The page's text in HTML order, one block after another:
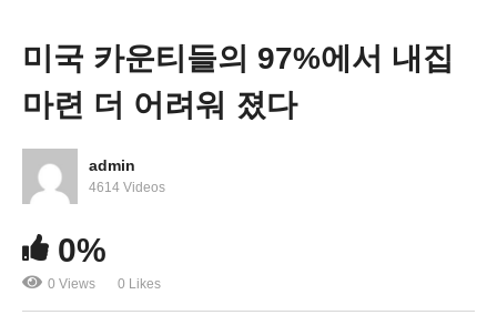
반’
미국 카운티들의 97%에서 내집
마련 더 어려워 졌다
admin
4614 Videos
0%
0 Views 0 Likes